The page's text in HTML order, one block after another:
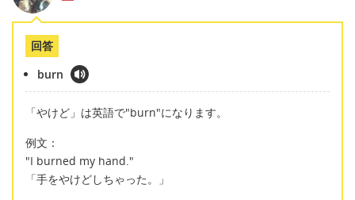
回答
burn
「やけど」は英語で"burn"になります。
例文：
"I burned my hand."
「手をやけどしちゃった。」